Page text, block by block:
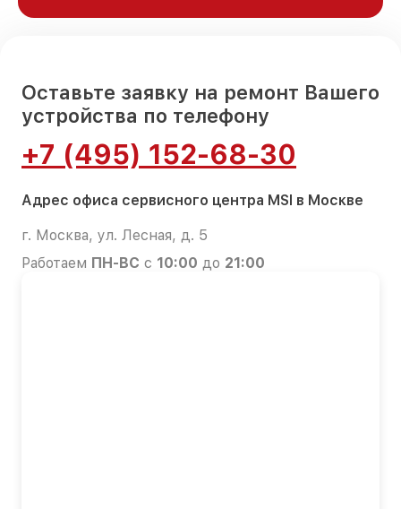
Оставьте заявку на ремонт Вашего
устройства по телефону
+7 (495) 152-68-30
Адрес офиса сервисного центра MSI в Москве
г. Москва, ул. Лесная, д. 5
Работаем ПН-ВС с 10:00 до 21:00